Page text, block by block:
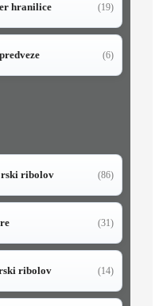
hranilice (19)
(6)
ribolov (86)
(31)
ribolov (14)